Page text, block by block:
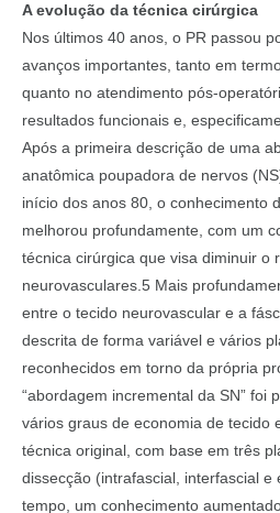
A evolução da técnica cirúrgica
Nos últimos 40 anos, o PR passou
avanços importantes, tanto em
quanto no atendimento pós-
resultados funcionais e,
Após a primeira descrição de uma
anatômica poupadora de nervos
início dos anos 80, o conhecimento
melhorou profundamente, com um
técnica cirúrgica que visa diminuir o
neurovasculares.5 Mais
entre o tecido neurovascular e a
descrita de forma variável e vários
reconhecidos em torno da própria
“abordagem incremental da SN” foi
vários graus de economia de tecido
técnica original, com base em três
dissecção (intrafascial, interfascial e
tempo, um conhecimento